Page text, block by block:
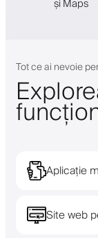
și Maps
Tot ce ai nevoie
Aplicație
Site web